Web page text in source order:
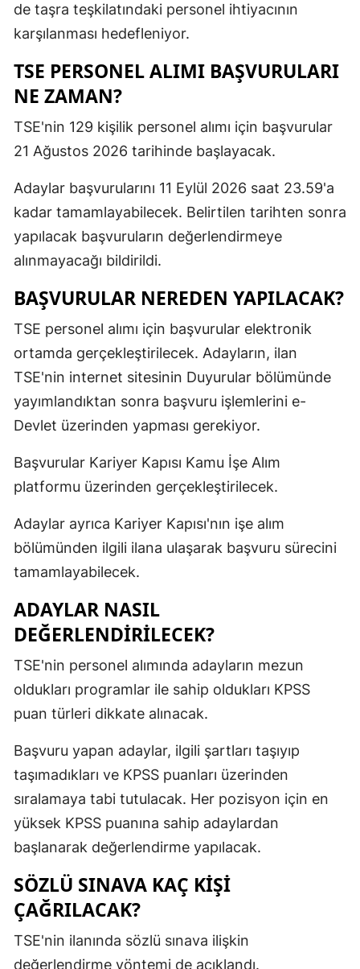
de taşra teşkilatındaki personel ihtiyacının
karşılanması hedefleniyor.
TSE PERSONEL ALIMI BAŞVURULARI
NE ZAMAN?
TSE'nin 129 kişilik personel alımı için başvurular
21 Ağustos 2026 tarihinde başlayacak.
Adaylar başvurularını 11 Eylül 2026 saat 23.59'a
kadar tamamlayabilecek. Belirtilen tarihten sonra
yapılacak başvuruların değerlendirmeye
alınmayacağı bildirildi.
BAŞVURULAR NEREDEN YAPILACAK?
TSE personel alımı için başvurular elektronik
ortamda gerçekleştirilecek. Adayların, ilan
TSE'nin internet sitesinin Duyurular bölümünde
yayımlandıktan sonra başvuru işlemlerini e-
Devlet üzerinden yapması gerekiyor.
Başvurular Kariyer Kapısı Kamu İşe Alım
platformu üzerinden gerçekleştirilecek.
Adaylar ayrıca Kariyer Kapısı'nın işe alım
bölümünden ilgili ilana ulaşarak başvuru sürecini
tamamlayabilecek.
ADAYLAR NASIL
DEĞERLENDİRİLECEK?
TSE'nin personel alımında adayların mezun
oldukları programlar ile sahip oldukları KPSS
puan türleri dikkate alınacak.
Başvuru yapan adaylar, ilgili şartları taşıyıp
taşımadıkları ve KPSS puanları üzerinden
sıralamaya tabi tutulacak. Her pozisyon için en
yüksek KPSS puanına sahip adaylardan
başlanarak değerlendirme yapılacak.
SÖZLÜ SINAVA KAÇ KİŞİ
ÇAĞRILACAK?
TSE'nin ilanında sözlü sınava ilişkin
değerlendirme yöntemi de açıklandı.